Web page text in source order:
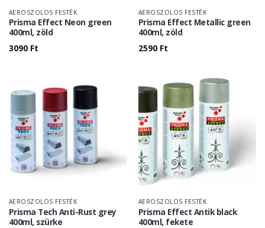
AEROSZOLOS FESTÉK
Prisma Effect Neon green
400ml, zöld
3090 Ft
AEROSZOLOS FESTÉK
Prisma Effect Metallic green
400ml, zöld
2590 Ft
AEROSZOLOS FESTÉK
Prisma Tech Anti-Rust grey
400ml, szürke
AEROSZOLOS FESTÉK
Prisma Effect Antik black
400ml, fekete